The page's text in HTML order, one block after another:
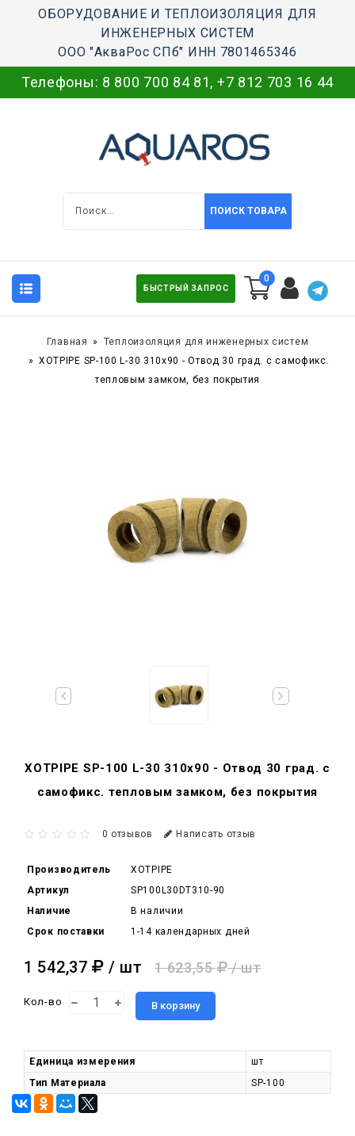
ОБОРУДОВАНИЕ И ТЕПЛОИЗОЛЯЦИЯ ДЛЯ
ИНЖЕНЕРНЫХ СИСТЕМ
ООО "АкваРос СПб" ИНН 7801465346
Телефоны: 8 800 700 84 81, +7 812 703 16 44
ПОИСК ТОВАРА
БЫСТРЫЙ ЗАПРОС
0
Главная
Теплоизоляция для инженерных систем
XOTPIPE SP-100 L-30 310x90 - Отвод 30 град. c самофикс.
тепловым замком, без покрытия
XOTPIPE SP-100 L-30 310x90 - Отвод 30 град. c
самофикс. тепловым замком, без покрытия
0 отзывов Написать отзыв
Производитель
XOTPIPE
Артикул
SP100L30DT310-90
Наличие
В наличии
Срок поставки
1-14 календарных дней
1 542,37 / шт 1 623,55 / шт
Кол-во В корзину
Единица измерения
шт
Тип Материала
SP-100